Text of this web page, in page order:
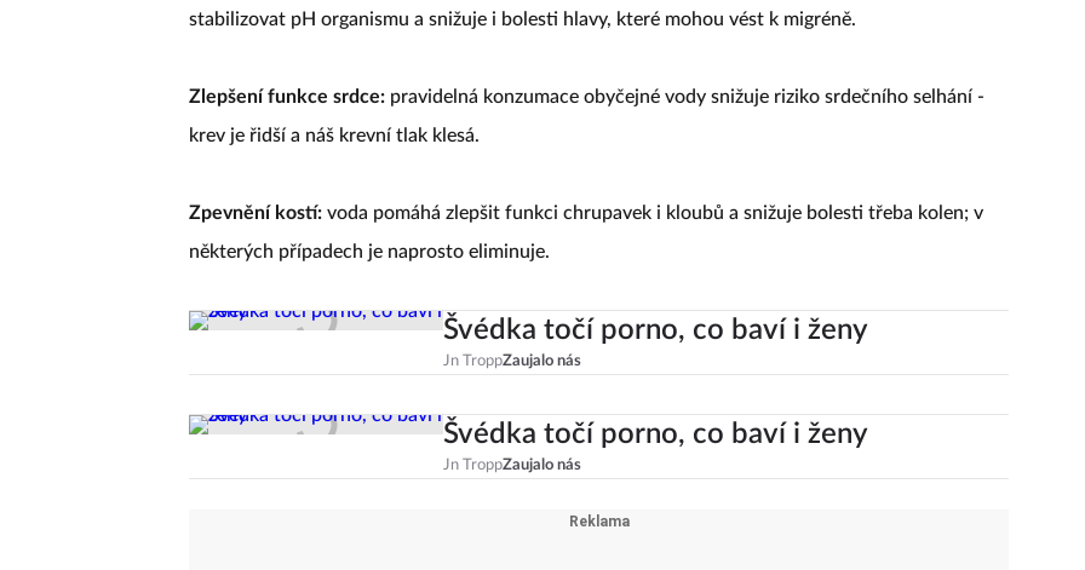
stabilizovat pH organismu a snižuje i bolesti hlavy, které mohou vést k migréně.
Zlepšení funkce srdce: pravidelná konzumace obyčejné vody snižuje riziko srdečního selhání -
krev je řidší a náš krevní tlak klesá.
Zpevnění kostí: voda pomáhá zlepšit funkci chrupavek i kloubů a snižuje bolesti třeba kolen; v
některých případech je naprosto eliminuje.
Švédka točí porno, co baví i ženy
Jn TroppZaujalo nás
Švédka točí porno, co baví i ženy
Jn TroppZaujalo nás